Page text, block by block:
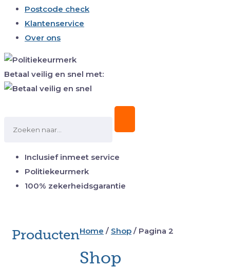
Postcode check
Klantenservice
Over ons
Betaal veilig en snel met:
Inclusief inmeet service
Politiekeurmerk
100% zekerheidsgarantie
ProductenHome / Shop / Pagina 2
Shop